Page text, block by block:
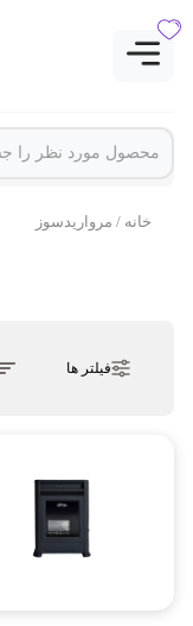
خانه / مرواریدسوز
فیلتر ها